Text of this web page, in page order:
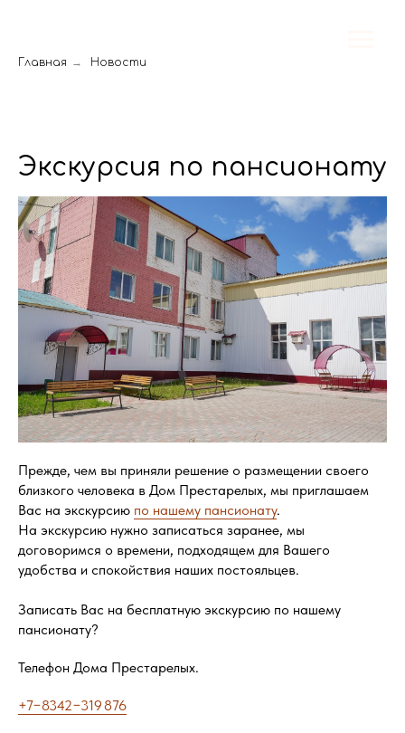
Главная → Новости
Экскурсия по пансионату
Прежде, чем вы приняли решение о размещении своего
близкого человека в Дом Престарелых, мы приглашаем
Вас на экскурсию по нашему пансионату.
На экскурсию нужно записаться заранее, мы
договоримся о времени, подходящем для Вашего
удобства и спокойствия наших постояльцев.
Записать Вас на бесплатную экскурсию по нашему
пансионату?
Телефон Дома Престарелых.
+7−8342−319 876